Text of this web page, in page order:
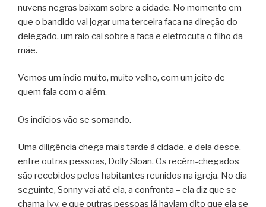
nuvens negras baixam sobre a cidade. No momento em
que o bandido vai jogar uma terceira faca na direção do
delegado, um raio cai sobre a faca e eletrocuta o filho da
mãe.
Vemos um índio muito, muito velho, com um jeito de
quem fala com o além.
Os indícios vão se somando.
Uma diligência chega mais tarde à cidade, e dela desce,
entre outras pessoas, Dolly Sloan. Os recém-chegados
são recebidos pelos habitantes reunidos na igreja. No dia
seguinte, Sonny vai até ela, a confronta – ela diz que se
chama Ivy, e que outras pessoas já haviam dito que ela se